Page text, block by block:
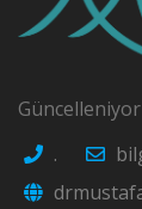
Güncelleniyor
.